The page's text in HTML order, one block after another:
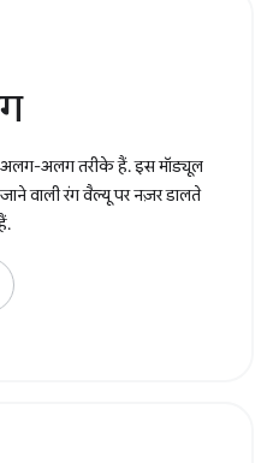
अलग तरीके हैं. इस मॉड्यूल
वाली रंग वैल्यू पर नज़र डालते